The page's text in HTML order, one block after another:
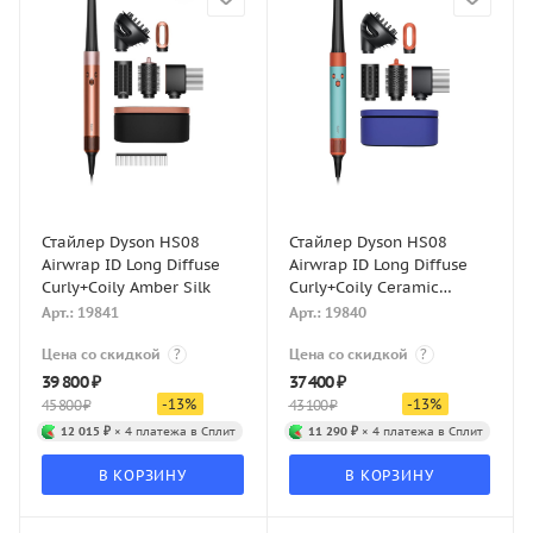
Стайлер Dyson HS08
Airwrap ID Long Diffuse
Curly+Coily Amber Silk
Арт.: 19841
Цена со скидкой ?
39 800₽
45 800₽ -13%
12 015 ₽ × 4 платежа в Сплит
В КОРЗИНУ
Стайлер Dyson HS08
Airwrap ID Long Diffuse
Curly+Coily Ceramic
Patina/Topaz
Арт.: 19840
Цена со скидкой ?
37 400₽
43 100₽ -13%
11 290 ₽× 4 платежа в Сплит
В КОРЗИНУ